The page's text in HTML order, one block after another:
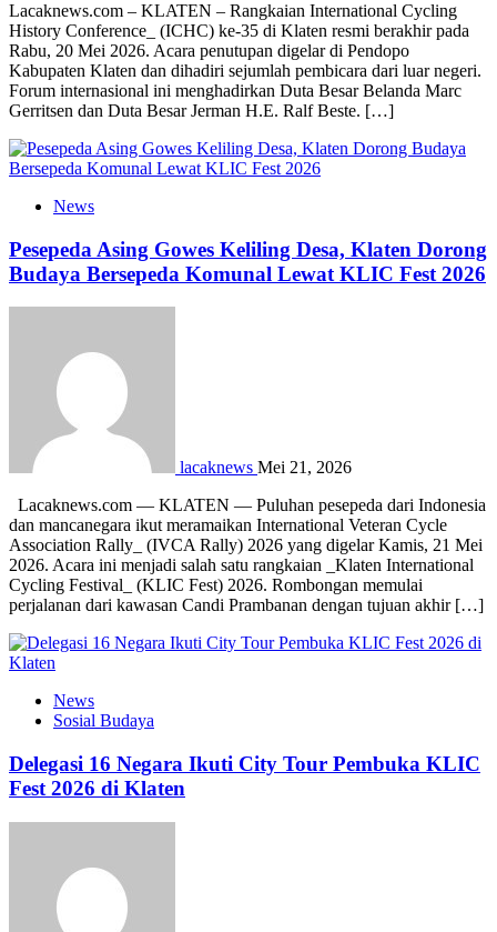
Lacaknews.com – KLATEN – Rangkaian International Cycling
History Conference_ (ICHC) ke-35 di Klaten resmi berakhir pada
Rabu, 20 Mei 2026. Acara penutupan digelar di Pendopo
Kabupaten Klaten dan dihadiri sejumlah pembicara dari luar negeri.
Forum internasional ini menghadirkan Duta Besar Belanda Marc
Gerritsen dan Duta Besar Jerman H.E. Ralf Beste. […]
News
Pesepeda Asing Gowes Keliling Desa, Klaten Dorong
Budaya Bersepeda Komunal Lewat KLIC Fest 2026
lacaknews Mei 21, 2026
Lacaknews.com — KLATEN — Puluhan pesepeda dari Indonesia
dan mancanegara ikut meramaikan International Veteran Cycle
Association Rally_ (IVCA Rally) 2026 yang digelar Kamis, 21 Mei
2026. Acara ini menjadi salah satu rangkaian _Klaten International
Cycling Festival_ (KLIC Fest) 2026. Rombongan memulai
perjalanan dari kawasan Candi Prambanan dengan tujuan akhir […]
News
Sosial Budaya
Delegasi 16 Negara Ikuti City Tour Pembuka KLIC
Fest 2026 di Klaten